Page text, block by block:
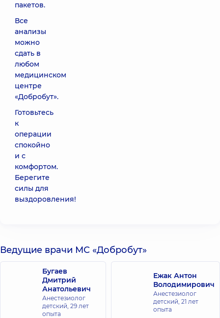
пакетов.
Все
анализы
можно
сдать в
любом
медицинском
центре
«Добробут».
Готовьтесь
к
операции
спокойно
и с
комфортом.
Берегите
силы для
выздоровления!
Ведущие врачи МС «Добробут»
Бугаев
Дмитрий
Анатольевич
Анестезиолог
детский, 29 лет
опыта
Ежак Антон
Володимирович
Анестезиолог
детский, 21 лет
опыта